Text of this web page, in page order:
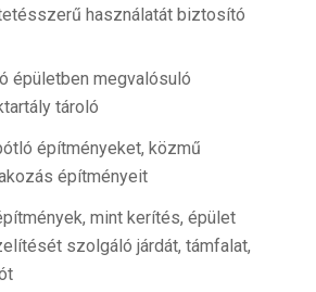
használatát biztosító
épületben megvalósuló
tároló
építményeket, közmű
építményeit
mint kerítés, épület
szolgáló járdát, támfalat,